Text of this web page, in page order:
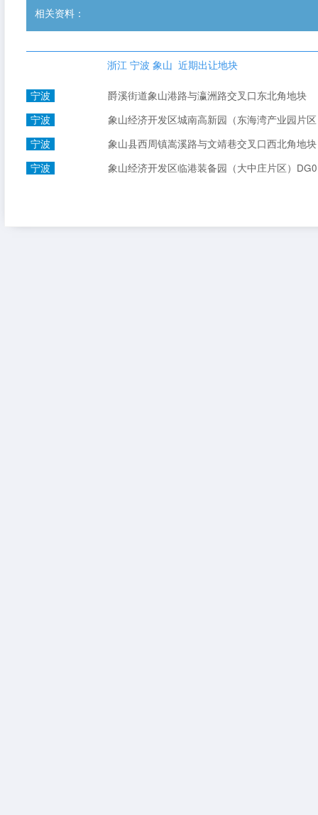
相关资料：
浙江 宁波 象山 近期出让地块
宁波
爵溪街道象山港路与瀛洲路交叉口东北角地块
宁波
象山经济开发区城南高新园（东海湾产业园片
宁波
象山县西周镇嵩溪路与文靖巷交叉口西北角地块
宁波
象山经济开发区临港装备园（大中庄片区）